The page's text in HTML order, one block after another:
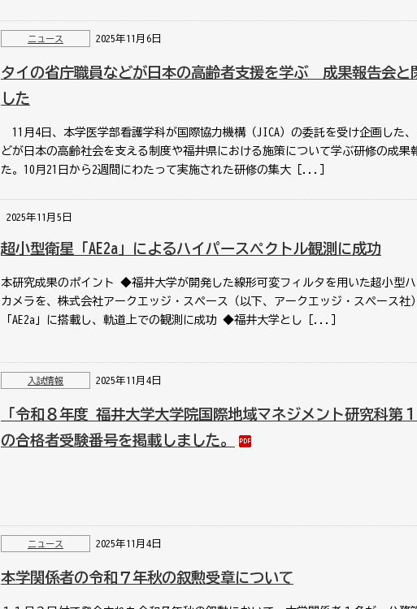
ニュース 2025年11月6日
タイの省庁職員などが日本の高齢者支援を学ぶ 成果報告会と
した
11月4日、本学医学部看護学科が国際協力機構（JICA）の委託を受け企画した
どが日本の高齢社会を支える制度や福井県における施策について学ぶ研修の成果
た。10月21日から2週間にわたって実施された研修の集大［...］
2025年11月5日
超小型衛星「AE2a」によるハイパースペクトル観測に成功
本研究成果のポイント ◆福井大学が開発した線形可変フィルタを用いた超小型
カメラを、株式会社アークエッジ・スペース（以下、アークエッジ・スペース社
「AE2a」に搭載し、軌道上での観測に成功 ◆福井大学とし［...］
入試情報 2025年11月4日
「令和８年度 福井大学大学院国際地域マネジメント研究科第１
の合格者受験番号を掲載しました。
ニュース 2025年11月4日
本学関係者の令和７年秋の叙勲受章について